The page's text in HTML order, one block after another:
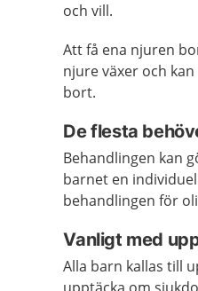
och vill.
Att få ena njuren
njure växer och
bort.
De flesta
Behandlingen kan
barnet en
behandlingen för
Vanligt med
Alla barn kallas till